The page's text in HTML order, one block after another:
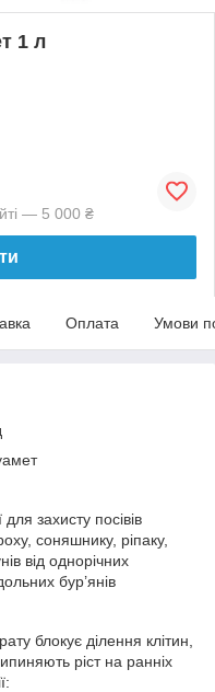
1 л
— 5 000 ₴
Оплата Умови
захисту посівів
соняшнику, ріпаку,
від однорічних
бур’янів
блокує ділення клітин,
ріст на ранніх